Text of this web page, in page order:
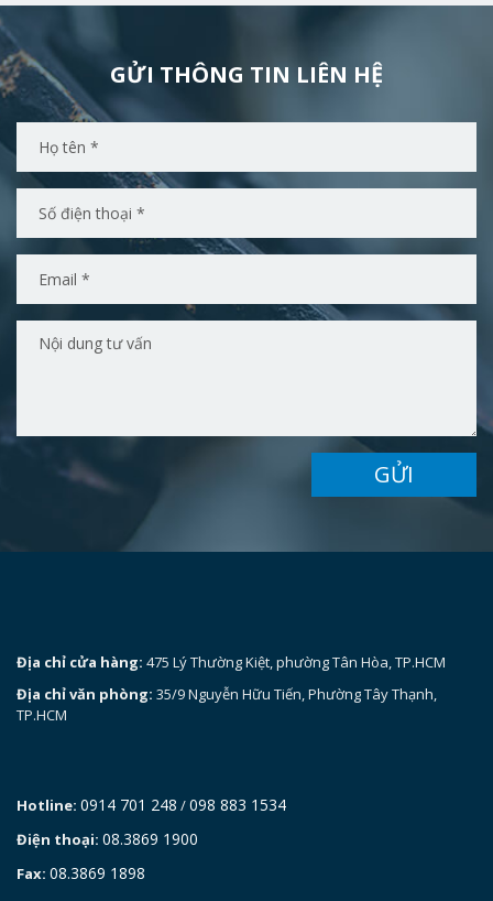
GỬI THÔNG TIN LIÊN HỆ
GỬI
Địa chỉ cửa hàng: 475 Lý Thường Kiệt, phường Tân Hòa, TP.HCM
Địa chỉ văn phòng: 35/9 Nguyễn Hữu Tiến, Phường Tây Thạnh,
TP.HCM
Hotline: 0914 701 248 /098 883 1534
Điện thoại: 08.3869 1900
Fax: 08.3869 1898